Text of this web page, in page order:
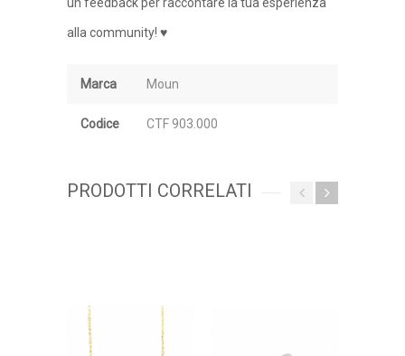
alla community! ♥
Marca Moun
Codice CTF 903.000
PRODOTTI CORRELATI